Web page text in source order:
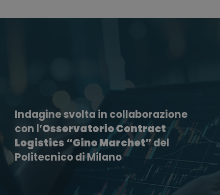
Indagine svoltain collaborazione
con l’Osservatorio Contract
Logistics “Gino Marchet”del
Politecnico di Milano